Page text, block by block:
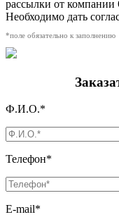
рассылки от
Необходимо дать
*поле обязательно к заполнению
Ф.И.О.*
Телефон*
E-mail*